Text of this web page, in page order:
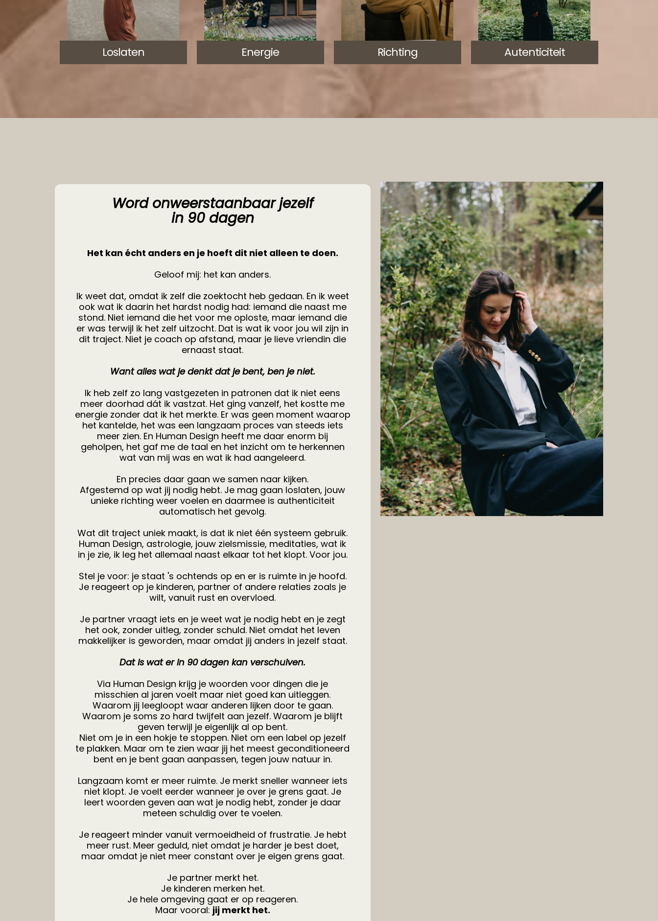
Loslaten Energie Richting Autenticiteit
Word onweerstaanbaar jezelf
in 90 dagen
Het kan écht anders en je hoeft dit niet alleen te doen.
Geloof mij: het kan anders.
Ik weet dat, omdat ik zelf die zoektocht heb gedaan. En ik weet
ook wat ik daarin het hardst nodig had: iemand die naast me
stond. Niet iemand die het voor me oploste, maar iemand die
er was terwijl ik het zelf uitzocht. Dat is wat ik voor jou wil zijn in
dit traject. Niet je coach op afstand, maar je lieve vriendin die
ernaast staat.
Want alles wat je denkt dat je bent, ben je niet.
Ik heb zelf zo lang vastgezeten in patronen dat ik niet eens
meer doorhad dát ik vastzat. Het ging vanzelf, het kostte me
energie zonder dat ik het merkte. Er was geen moment waarop
het kantelde, het was een langzaam proces van steeds iets
meer zien. En Human Design heeft me daar enorm bij
geholpen, het gaf me de taal en het inzicht om te herkennen
wat van mij was en wat ik had aangeleerd.
En precies daar gaan we samen naar kijken.
Afgestemd op wat jij nodig hebt. Je mag gaan loslaten, jouw
unieke richting weer voelen en daarmee is authenticiteit
automatisch het gevolg.
Wat dit traject uniek maakt, is dat ik niet één systeem gebruik.
Human Design, astrologie, jouw zielsmissie, meditaties, wat ik
in je zie, ik leg het allemaal naast elkaar tot het klopt. Voor jou.
Stel je voor: je staat 's ochtends op en er is ruimte in je hoofd.
Je reageert op je kinderen, partner of andere relaties zoals je
wilt, vanuit rust en overvloed.
Je partner vraagt iets en je weet wat je nodig hebt en je zegt
het ook, zonder uitleg, zonder schuld. Niet omdat het leven
makkelijker is geworden, maar omdat jij anders in jezelf staat.
Dat is wat er in 90 dagen kan verschuiven.
Via Human Design krijg je woorden voor dingen die je
misschien al jaren voelt maar niet goed kan uitleggen.
Waarom jij leegloopt waar anderen lijken door te gaan.
Waarom je soms zo hard twijfelt aan jezelf. Waarom je blijft
geven terwijl je eigenlijk al op bent.
Niet om je in een hokje te stoppen. Niet om een label op jezelf
te plakken. Maar om te zien waar jij het meest geconditioneerd
bent en je bent gaan aanpassen, tegen jouw natuur in.
Langzaam komt er meer ruimte. Je merkt sneller wanneer iets
niet klopt. Je voelt eerder wanneer je over je grens gaat. Je
leert woorden geven aan wat je nodig hebt, zonder je daar
meteen schuldig over te voelen.
Je reageert minder vanuit vermoeidheid of frustratie. Je hebt
meer rust. Meer geduld, niet omdat je harder je best doet,
maar omdat je niet meer constant over je eigen grens gaat.
Je partner merkt het.
Je kinderen merken het.
Je hele omgeving gaat er op reageren.
Maar vooral: jij merkt het.